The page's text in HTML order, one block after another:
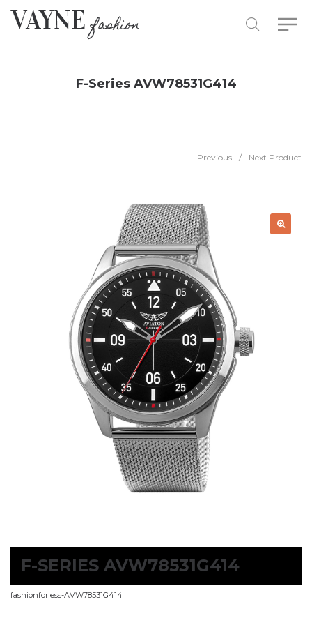
F-Series AVW78531G414
Previous / Next Product
F-SERIES AVW78531G414
fashionforless-AVW78531G414